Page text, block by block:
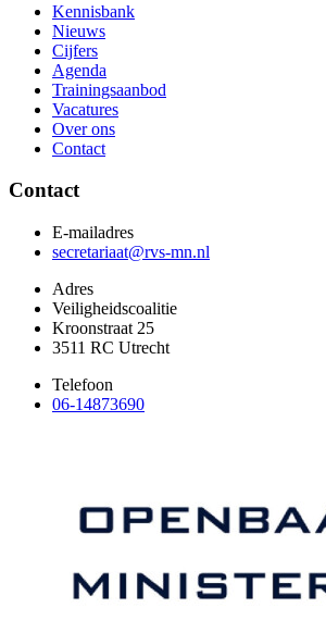
Kennisbank
Nieuws
Cijfers
Agenda
Trainingsaanbod
Vacatures
Over ons
Contact
Contact
E-mailadres
secretariaat@rvs-mn.nl
Adres
Veiligheidscoalitie
Kroonstraat 25
3511 RC Utrecht
Telefoon
06-14873690